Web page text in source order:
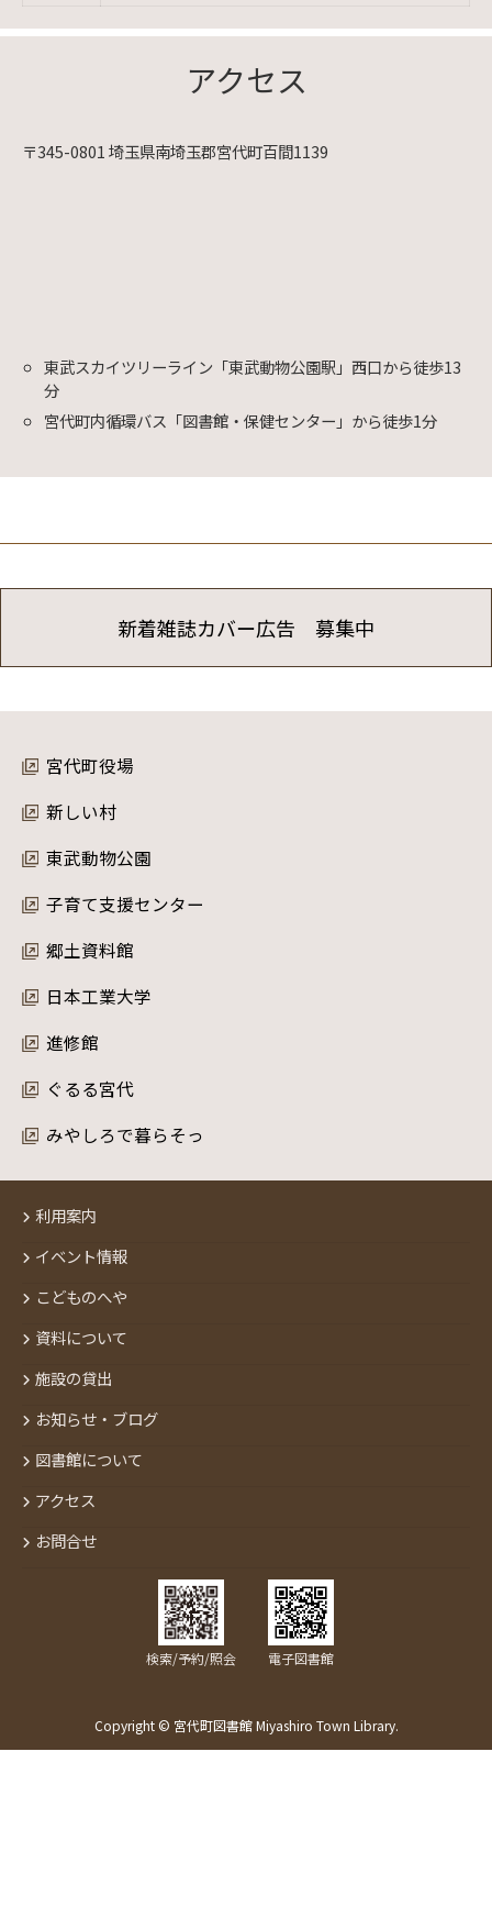
アクセス
〒345-0801 埼玉県南埼玉郡宮代町百間1139
東武スカイツリーライン「東武動物公園駅」西口から徒歩13
分
宮代町内循環バス「図書館・保健センター」から徒歩1分
新着雑誌カバー広告 募集中
宮代町役場
新しい村
東武動物公園
子育て支援センター
郷土資料館
日本工業大学
進修館
ぐるる宮代
みやしろで暮らそっ
利用案内
イベント情報
こどものへや
資料について
施設の貸出
お知らせ・ブログ
図書館について
アクセス
お問合せ
検索/予約/照会 電子図書館
Copyright © 宮代町図書館 Miyashiro Town Library.